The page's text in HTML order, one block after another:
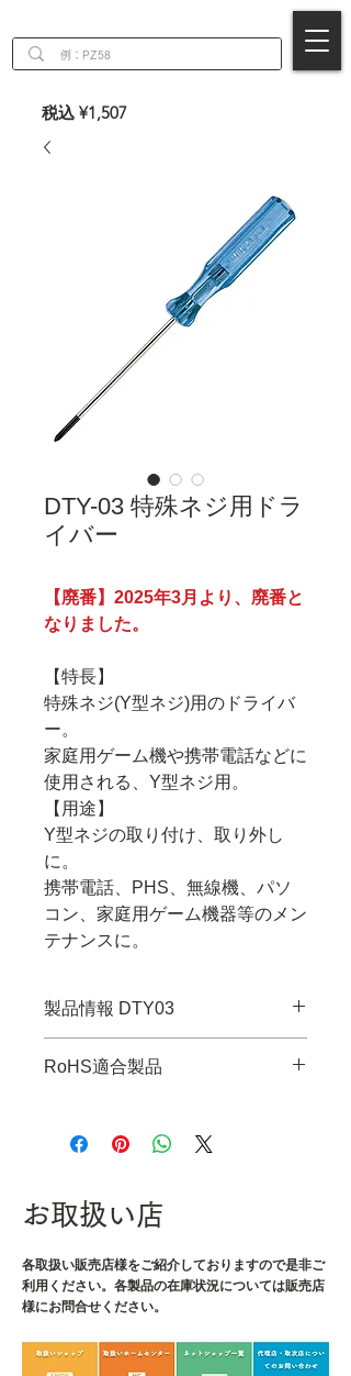
税込 ¥1,507
DTY-03 特殊ネジ用ドラ
イバー
【廃番】2025年3月より、廃番と
なりました。
【特長】
特殊ネジ(Y型ネジ)用のドライバ
ー。
家庭用ゲーム機や携帯電話などに
使用される、Y型ネジ用。
【用途】
Y型ネジの取り付け、取り外し
に。
携帯電話、PHS、無線機、パソ
コン、家庭用ゲーム機器等のメン
テナンスに。
製品情報 DTY03
・対応ネジ：Y型ネジ
・軸長：75mm
・グリップ径：φ15mm
・重量：16g
RoHS適合製品
お取扱い店
各取扱い販売店様をご紹介しておりますので是非ご
利用ください。各製品の在庫状況については販売店
様にお問合せください。